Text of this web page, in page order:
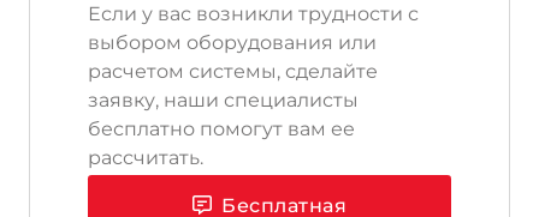
Если у вас возникли трудности с
выбором оборудования или
расчетом системы, сделайте
заявку, наши специалисты
бесплатно помогут вам ее
рассчитать.
Бесплатная